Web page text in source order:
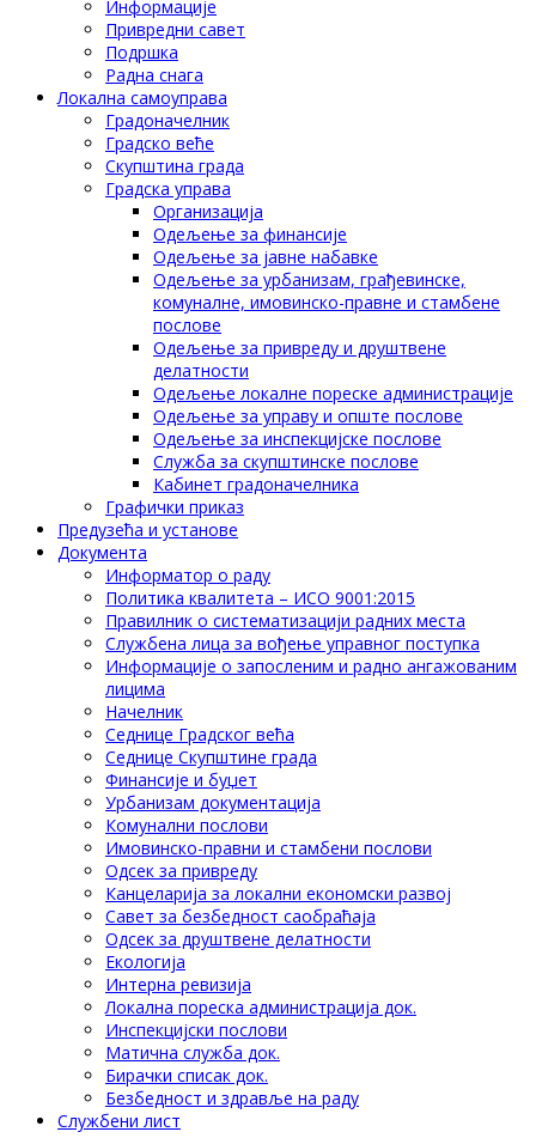
Информације
Привредни савет
Подршка
Радна снага
Локална самоуправа
Градоначелник
Градско веће
Скупштина града
Градска управа
Организација
Одељење за финансије
Одељење за јавне набавке
Одељење за урбанизам, грађевинске,
комуналне, имовинско-правне и стамбене
послове
Одељење за привреду и друштвене
делатности
Одељење локалне пореске администрације
Одељење за управу и опште послове
Одељење за инспекцијске послове
Служба за скупштинске послове
Кабинет градоначелника
Графички приказ
Предузећа и установе
Документа
Информатор о раду
Политика квалитета – ИСО 9001:2015
Правилник о систематизацији радних места
Службена лица за вођење управног поступка
Информације о запосленим и радно ангажованим
лицима
Начелник
Седнице Градског већа
Седнице Скупштине града
Финансије и буџет
Урбанизам документација
Комунални послови
Имовинско-правни и стамбени послови
Одсек за привреду
Канцеларија за локални економски развој
Савет за безбедност саобраћаја
Одсек за друштвене делатности
Eкологија
Интерна ревизија
Локална пореска администрација док.
Инспекцијски послови
Матична служба док.
Бирачки списак док.
Безбедност и здравље на раду
Службени лист